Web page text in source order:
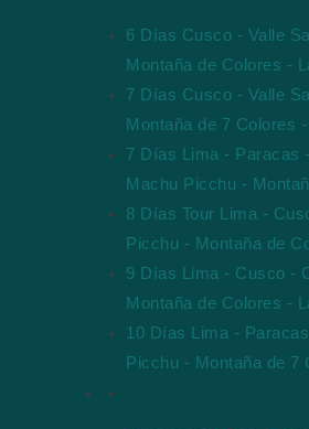
6 Días Cusco - Valle
Montaña de Colores -
7 Días Cusco - Valle
Montaña de 7 Colores
7 Días Lima - Paracas
Machu Picchu -
8 Días Tour Lima -
Picchu - Montaña de
9 Días Lima - Cusco -
Montaña de Colores -
10 Días Lima -
Picchu - Montaña de 7